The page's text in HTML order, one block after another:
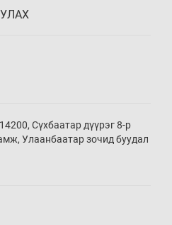
цаг 30 мин
цаг 00 мин
Сүхбаатар дүүрэг 8-р
Улаанбаатар зочид буудал